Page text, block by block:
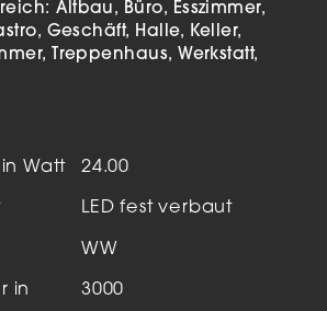
Altbau Büro
Esszimmer
Geschäft Halle
Keller
Treppenhaus
Werkstatt
Watt 24.00
LED fest verbaut
WW
in
3000